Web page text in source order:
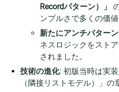
Recordパターン）」
ンプルさで多くの価
新たにアンチパター
ネスロジックをスト
されました。
技術の進化: 初版当時は実
（隣接リストモデル）」の